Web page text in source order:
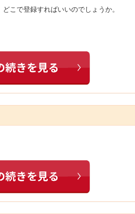
こで登録すればいいのでしょうか。